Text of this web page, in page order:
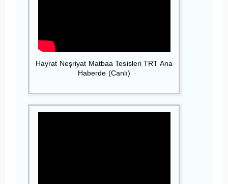
Hayrat Neşriyat Matbaa Tesisleri TRT Ana
Haberde (Canlı)